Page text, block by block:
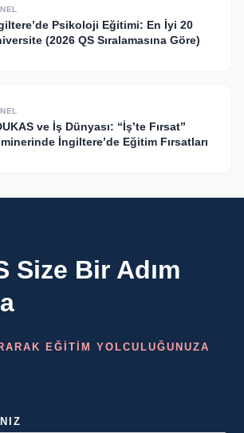
Psikoloji Eğitimi: En İyi 20
(2026 QS Sıralamasına Göre)
ve İş Dünyası: “İş’te Fırsat”
İngiltere’de Eğitim Fırsatları
Size Bir Adım
EĞİTİM YOLCULUĞUNUZA